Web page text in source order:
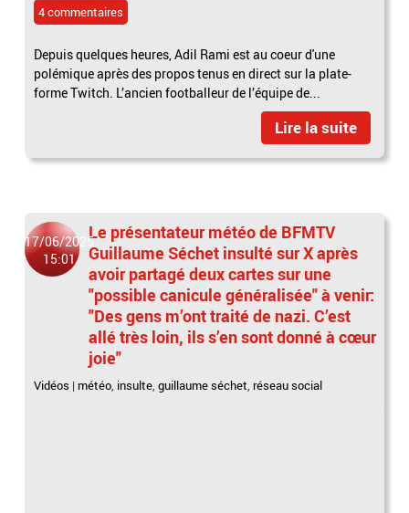
4 commentaires
Depuis quelques heures, Adil Rami est au coeur d'une
polémique après des propos tenus en direct sur la plate-
forme Twitch. L’ancien footballeur de l’équipe de...
Lire la suite
17/06/2025
15:01
Le présentateur météo de BFMTV
Guillaume Séchet insulté sur X après
avoir partagé deux cartes sur une
"possible canicule généralisée" à venir:
"Des gens m’ont traité de nazi. C’est
allé très loin, ils s’en sont donné à cœur
joie"
Vidéos | météo, insulte,guillaume séchet, réseau social